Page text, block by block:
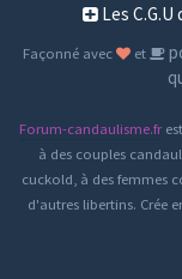
Les C.G.U
Façonné avec et
Forum-candaulisme.fr
à des couples
cuckold, à des femmes
d'autres libertins. Crée